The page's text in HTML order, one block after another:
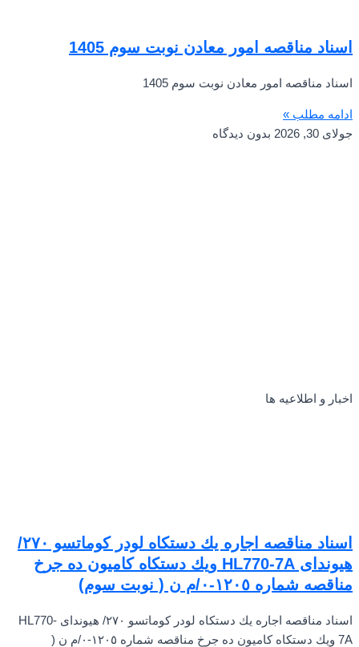
اسناد مناقصه امور معادن نوبت سوم 1405
اسناد مناقصه امور معادن نوبت سوم 1405
ادامه مطلب »
جولای 30, 2026
بدون دیدگاه
اخبار و اطلاعیه ها
اسناد مناقصه اجاره يك دستكاه لودر كوماتسو ٢٧٠/
هيونداى HL770-7A ويك دستكاه كاميون ده جرخ
مناقصه شماره ١٢٠٥-٠/م ن ( نوبت سوم)
اسناد مناقصه اجاره يك دستكاه لودر كوماتسو ٢٧٠/ هيونداى HL770-
7A ويك دستكاه كاميون ده جرخ مناقصه شماره ١٢٠٥-٠/م ن (